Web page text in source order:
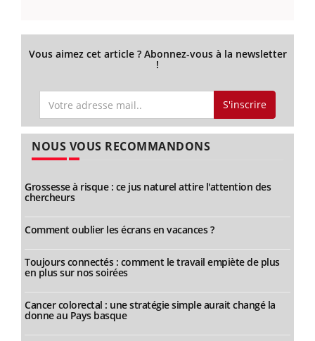
Vous aimez cet article ? Abonnez-vous à la newsletter
!
S'inscrire
NOUS VOUS RECOMMANDONS
Grossesse à risque : ce jus naturel attire l'attention des
chercheurs
Comment oublier les écrans en vacances ?
Toujours connectés : comment le travail empiète de plus
en plus sur nos soirées
Cancer colorectal : une stratégie simple aurait changé la
donne au Pays basque